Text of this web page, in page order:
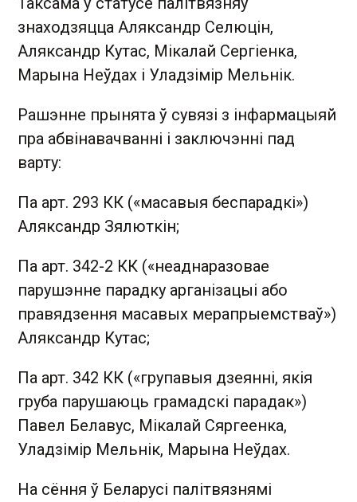
знаходзяцца Аляксандр Селюцін,
Аляксандр Кутас, Мікалай Сергіенка,
Марына Неўдах і Уладзімір Мельнік.
Рашэнне прынята ў сувязі з інфармацыяй
пра абвінавачванні і заключэнні пад
варту:
Па арт. 293 КК («масавыя беспарадкі»)
Аляксандр Зялюткін;
Па арт. 342-2 КК («неаднаразовае
парушэнне парадку арганізацыі або
правядзення масавых мерапрыемстваў»)
Аляксандр Кутас;
Па арт. 342 КК («групавыя дзеянні, якія
груба парушаюць грамадскі парадак»)
Павел Белавус, Мікалай Сяргеенка,
Уладзімір Мельнік, Марына Неўдах.
На сёння ў Беларусі палітвязнямі